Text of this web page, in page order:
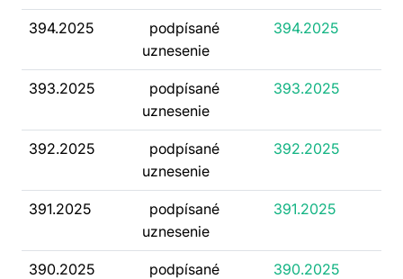
394.2025
podpísané
uznesenie
394.2025
393.2025
podpísané
uznesenie
393.2025
392.2025
podpísané
uznesenie
392.2025
391.2025
podpísané
uznesenie
391.2025
390.2025
podpísané
390.2025